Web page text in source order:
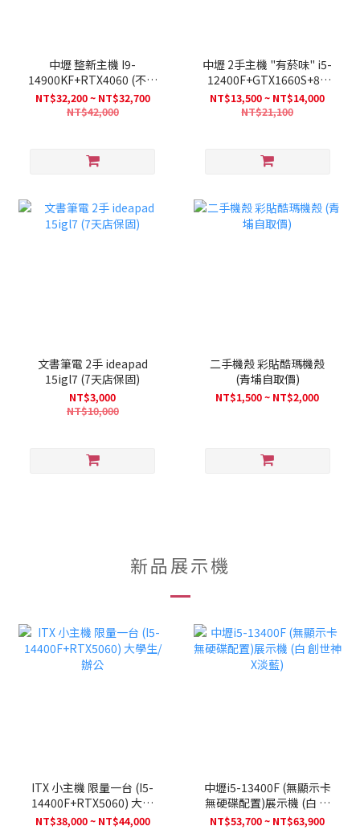
中壢 整新主機 I9-
14900KF+RTX4060 (不含
記憶體) (1080P 可跑
APEX/特戰/三角洲/FF14/
NT$32,200 ~ NT$32,700
NT$42,000
中壢 2手主機 "有菸味" i5-
12400F+GTX1660S+8G
DDR4 (可跑輕度遊戲)
NT$13,500 ~ NT$14,000
NT$21,100
文書筆電 2手 ideapad
15igl7 (7天店保固)
NT$3,000
NT$10,000
二手機殼 彩貼酷瑪機殼
(青埔自取價)
NT$1,500 ~ NT$2,000
新品展示機
ITX 小主機 限量一台 (I5-
14400F+RTX5060) 大學
生/辦公
NT$38,000 ~ NT$44,000
中壢i5-13400F (無顯示卡
無硬碟配置)展示機 (白 創
世神 X淡藍)
NT$53,700 ~ NT$63,900